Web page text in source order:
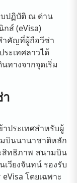
ปฏิบัติ ณ ด่าน
ส์ (eVisa)
คัญที่ผู้ถือวีซ่า
ระเทศลาวได้
นทางจากจุดเริ่ม
ประเทศสำหรับผู้
บินนานาชาติหลัก
สิทธิภาพ สนามบิน
วียงจันทน์ รองรับ
โดยเฉพาะ